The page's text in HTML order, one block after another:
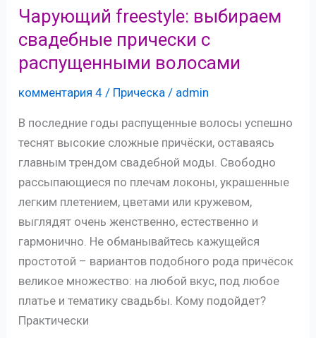
с
косами
под
тип
лица,
длину
волос,
модель
платья
Чарующий freestyle: выбираем
свадебные прически с
распущенными волосами
комментария 4 / Прическа / admin
В последние годы распущенные волосы успешно
теснят высокие сложные причёски, оставаясь
главным трендом свадебной моды. Свободно
рассыпающиеся по плечам локоны, украшенные
легким плетением, цветами или кружевом,
выглядят очень женственно, естественно и
гармонично. Не обманывайтесь кажущейся
простотой – вариантов подобного рода причёсок
великое множество: на любой вкус, под любое
платье и тематику свадьбы. Кому подойдет?
Практически